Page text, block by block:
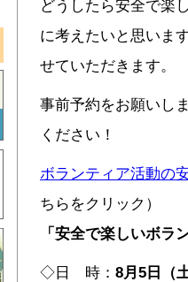
どうしたら安全で楽
に考えたいと思いま
せていただきます。
事前予約をお願いし
ください！
ボランティア活動の
ちらをクリック）
「安全で楽しいボラ
◇日 時： 8月 5 日（